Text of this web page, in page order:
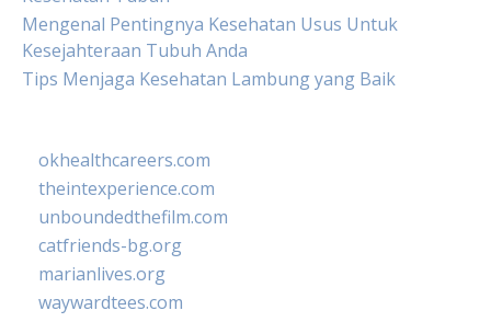
Mengenal Pentingnya Kesehatan Usus Untuk
Kesejahteraan Tubuh Anda
Tips Menjaga Kesehatan Lambung yang Baik
okhealthcareers.com
theintexperience.com
unboundedthefilm.com
catfriends-bg.org
marianlives.org
waywardtees.com